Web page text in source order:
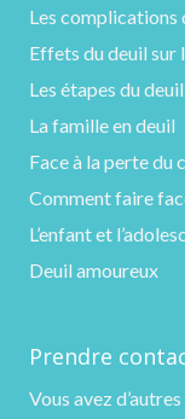
Les complications
Effets du deuil sur
Les étapes du deuil
La famille en deuil
Face à la perte du
Comment faire
L’enfant et
Deuil amoureux
Prendre
Vous avez